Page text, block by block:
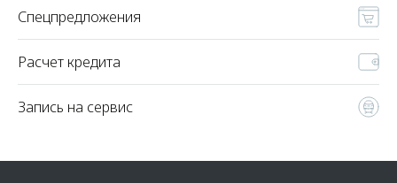
Спецпредложения
Расчет кредита
Запись на сервис